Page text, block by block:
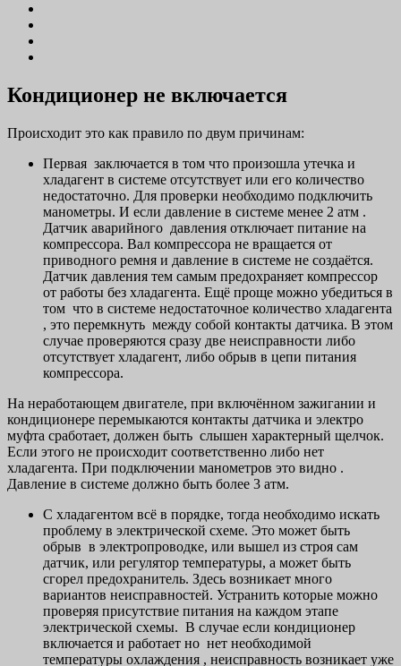
Кондиционер не включается
Происходит это как правило по двум причинам:
Первая заключается в том что произошла утечка и
хладагент в системе отсутствует или его количество
недостаточно. Для проверки необходимо подключить
манометры. И если давление в системе менее 2 атм .
Датчик аварийного давления отключает питание на
компрессора. Вал компрессора не вращается от
приводного ремня и давление в системе не создаётся.
Датчик давления тем самым предохраняет компрессор
от работы без хладагента. Ещё проще можно убедиться в
том что в системе недостаточное количество хладагента
, это перемкнуть между собой контакты датчика. В этом
случае проверяются сразу две неисправности либо
отсутствует хладагент, либо обрыв в цепи питания
компрессора.
На неработающем двигателе, при включённом зажигании и
кондиционере перемыкаются контакты датчика и электро
муфта сработает, должен быть слышен характерный щелчок.
Если этого не происходит соответственно либо нет
хладагента. При подключении манометров это видно .
Давление в системе должно быть более 3 атм.
С хладагентом всё в порядке, тогда необходимо искать
проблему в электрической схеме. Это может быть
обрыв в электропроводке, или вышел из строя сам
датчик, или регулятор температуры, а может быть
сгорел предохранитель. Здесь возникает много
вариантов неисправностей. Устранить которые можно
проверяя присутствие питания на каждом этапе
электрической схемы. В случае если кондиционер
включается и работает но нет необходимой
температуры охлаждения , неисправность возникает уже